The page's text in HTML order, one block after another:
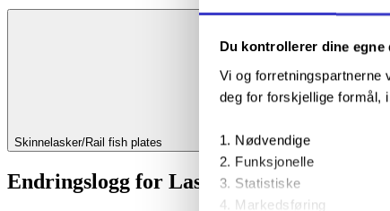
Du kontrollerer dine egne
Vi og forretningspartnerne
deg for forskjellige formål,
Nødvendige
Funksjonelle
Statistiske
Markedsføring
Skinnelasker/Rail fish plates
Endringslogg for Lasker